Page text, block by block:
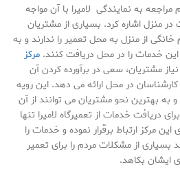
به نمایندگی لامیرا با آن مواجه
منزل اشاره کرد. بسیاری از مشتریان
از منزل به محل تعمیر را ندارند و به
خدمات را در محل دریافت کنند. مرکز
مشتریان، سعی در برآورده کردن آن
در محل ارائه می دهد. این رویه
به بهترین نحو مشتریان می توانند از آن
دریافت خدمات از تعمیرگاه لامیرا تنها
مرکز ارتباط برقرار نموده و خدمات را
بسیاری از مشکلات مردم را برای تعمیر
ایشان بکاهد.